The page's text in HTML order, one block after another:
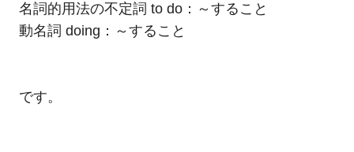
名詞的用法の不定詞 to do：～すること
動名詞 doing：～すること
です。